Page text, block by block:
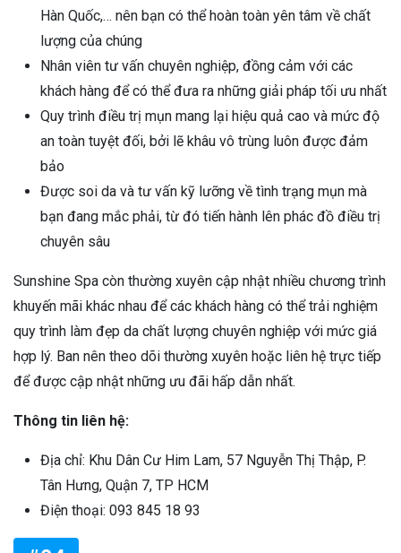
Hàn Quốc,… nên bạn có thể hoàn toàn yên tâm về chất
lượng của chúng
Nhân viên tư vấn chuyên nghiệp, đồng cảm với các
khách hàng để có thể đưa ra những giải pháp tối ưu nhất
Quy trình điều trị mụn mang lại hiệu quả cao và mức độ
an toàn tuyệt đối, bởi lẽ khâu vô trùng luôn được đảm
bảo
Được soi da và tư vấn kỹ lưỡng về tình trạng mụn mà
bạn đang mắc phải, từ đó tiến hành lên phác đồ điều trị
chuyên sâu
Sunshine Spa còn thường xuyên cập nhật nhiều chương trình
khuyến mãi khác nhau để các khách hàng có thể trải nghiệm
quy trình làm đẹp da chất lượng chuyên nghiệp với mức giá
hợp lý. Ban nên theo dõi thường xuyên hoặc liên hệ trực tiếp
để được cập nhật những ưu đãi hấp dẫn nhất.
Thông tin liên hệ:
Địa chỉ: Khu Dân Cư Him Lam, 57 Nguyễn Thị Thập, P.
Tân Hưng, Quận 7, TP HCM
Điện thoại: 093 845 18 93